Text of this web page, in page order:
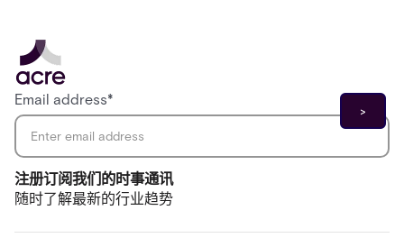
注册订阅我们的时事通讯
随时了解最新的行业趋势
Email address*